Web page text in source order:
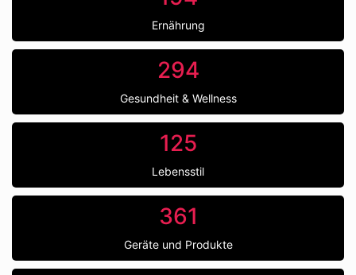
Ernährung
294
Gesundheit & Wellness
125
Lebensstil
361
Geräte und Produkte